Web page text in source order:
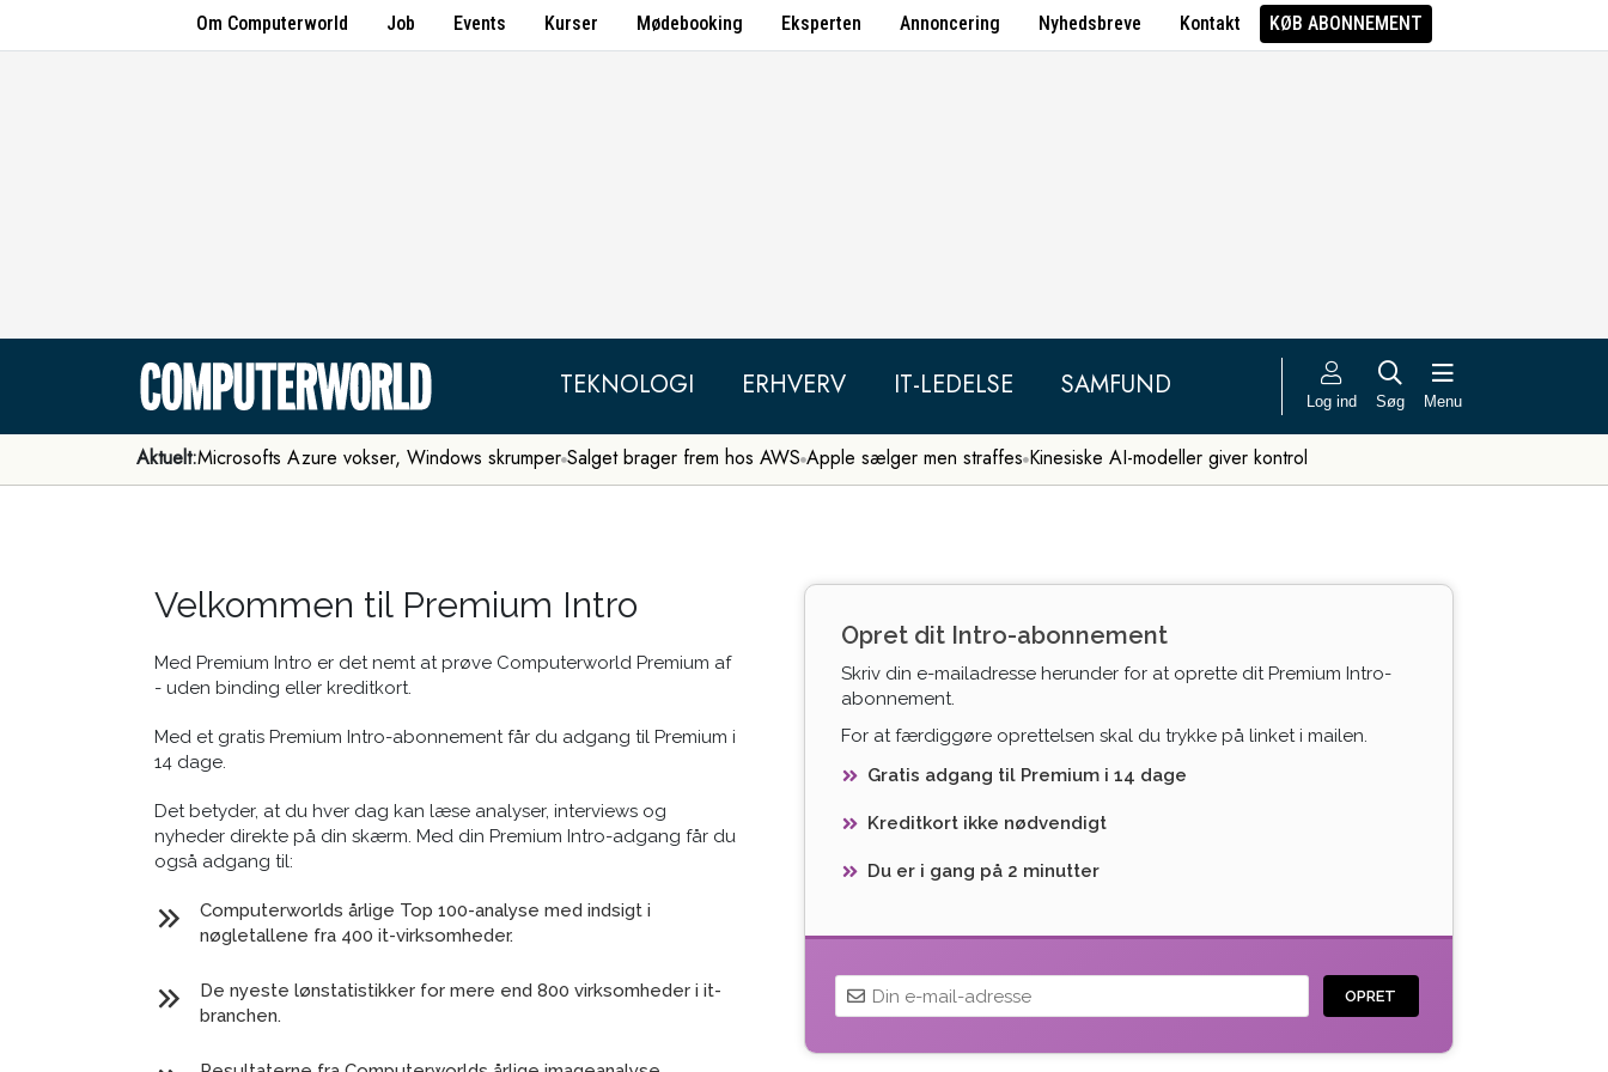
Om Computerworld Job Events Kurser Mødebooking Eksperten Annoncering Nyhedsbreve Kontakt KØB ABONNEMENT
TEKNOLOGI ERHVERV IT-LEDELSE SAMFUND Log ind Søg Menu
Aktuelt:Microsofts Azure vokser, Windows skrumper Salget brager frem hos AWS Apple sælger men straffes Kinesiske AI-modeller giver kontrol
Velkommen til Premium Intro
Med Premium Intro er det nemt at prøve Computerworld Premium af
- uden binding eller kreditkort.
Med et gratis Premium Intro-abonnement får du adgang til Premium i
14 dage.
Det betyder, at du hver dag kan læse analyser, interviews og
nyheder direkte på din skærm. Med din Premium Intro-adgang får du
også adgang til:
Computerworlds årlige Top 100-analyse med indsigt i
nøgletallene fra 400 it-virksomheder.
De nyeste lønstatistikker for mere end 800 virksomheder i it-
branchen.
Opret dit Intro-abonnement
Skriv din e-mailadresse herunder for at oprette dit Premium Intro-
abonnement.
For at færdiggøre oprettelsen skal du trykke på linket i mailen.
Gratis adgang til Premium i 14 dage
Kreditkort ikke nødvendigt
Du er i gang på 2 minutter
OPRET